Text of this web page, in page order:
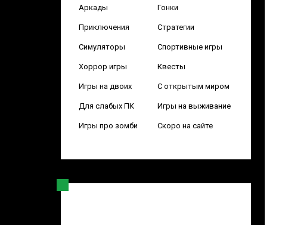
Аркады Гонки
Приключения Стратегии
Симуляторы Спортивные игры
Хоррор игры Квесты
Игры на двоих С открытым миром
Для слабых ПК Игры на выживание
Игры про зомби Скоро на сайте